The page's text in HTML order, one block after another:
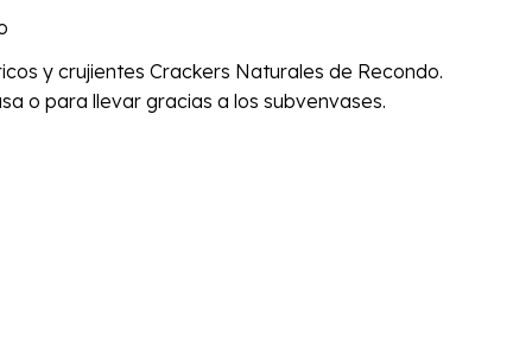
y crujientes Crackers Naturales de Recondo.
o para llevar gracias a los subvenvases.